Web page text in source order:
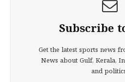
Subscribe
Get the latest sports news
News about Gulf, Kerala,
and